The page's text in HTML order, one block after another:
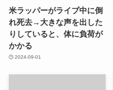
米ラッパーがライブ中に倒
れ死去→大きな声を出した
りしていると、体に負荷が
かかる
2024-09-01